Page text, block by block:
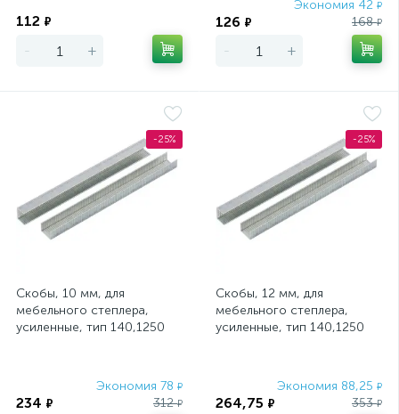
112 ₽
- +
Экономия 42 ₽
126 ₽ 168₽
- +
-25%
Скобы, 10 мм, для
мебельного степлера,
усиленные, тип 140,1250
Экономия 78 ₽
234 ₽ 312₽
-25%
Скобы, 12 мм, для
мебельного степлера,
усиленные, тип 140,1250
Экономия 88,25 ₽
264,75 ₽ 353₽